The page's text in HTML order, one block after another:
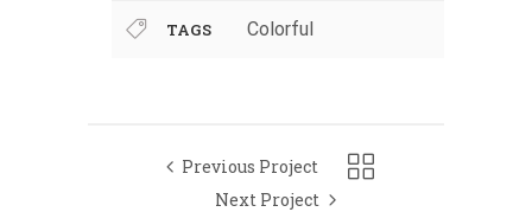
TAGS Colorful
Previous Project
Next Project